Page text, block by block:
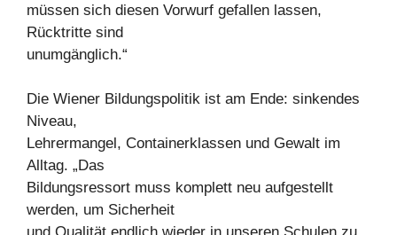
müssen sich diesen Vorwurf gefallen lassen,
Rücktritte sind
unumgänglich.“
Die Wiener Bildungspolitik ist am Ende: sinkendes
Niveau,
Lehrermangel, Containerklassen und Gewalt im
Alltag. „Das
Bildungsressort muss komplett neu aufgestellt
werden, um Sicherheit